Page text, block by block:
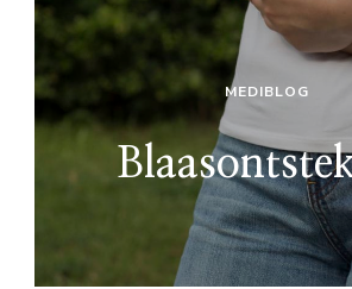
MEDIBLOG